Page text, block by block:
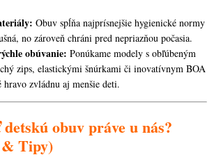
Obuv spĺňa najprísnejšie hygienické normy
no zároveň chráni pred nepriazňou počasia.
obúvanie: Ponúkame modely s obľúbeným
zips, elastickými šnúrkami či inovatívnym BOA
hravo zvládnu aj menšie deti.
obuv práve u nás?
& Tipy)